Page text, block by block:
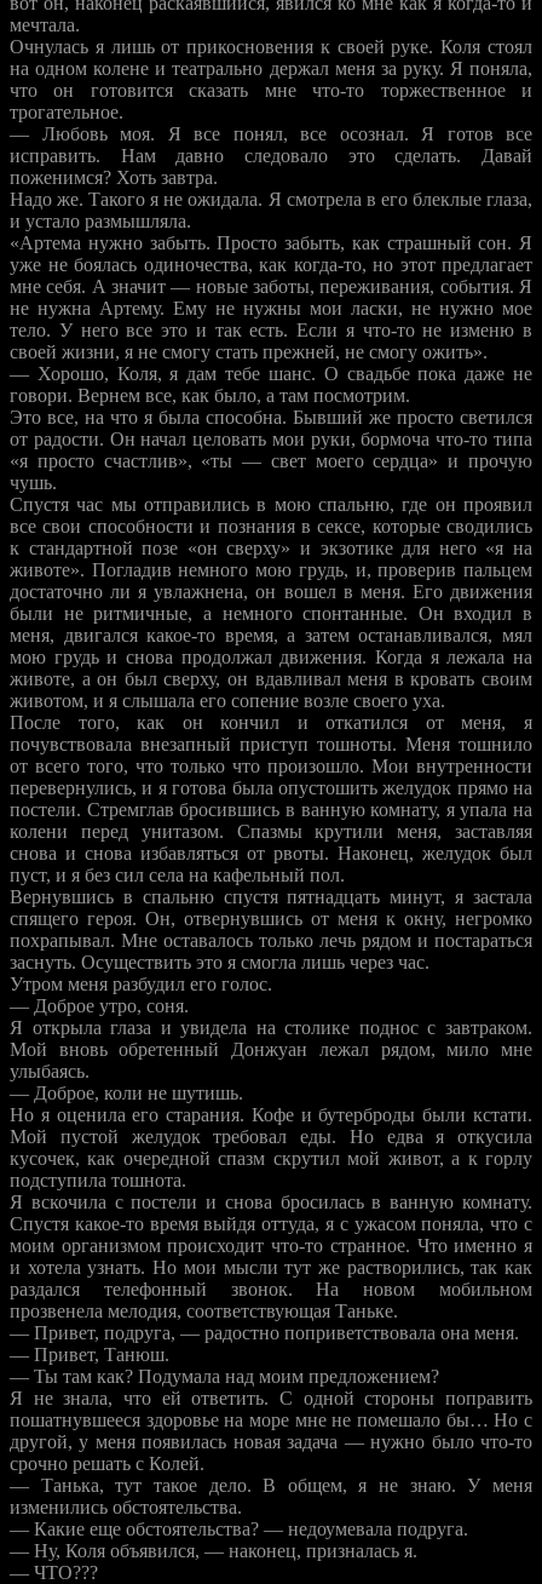
мечтала.
Очнулась я лишь от прикосновения к своей руке. Коля стоял
на одном колене и театрально держал меня за руку. Я поняла,
что он готовится сказать мне что-то торжественное и
трогательное.
— Любовь моя. Я все понял, все осознал. Я готов все
исправить. Нам давно следовало это сделать. Давай
поженимся? Хоть завтра.
Надо же. Такого я не ожидала. Я смотрела в его блеклые глаза,
и устало размышляла.
«Артема нужно забыть. Просто забыть, как страшный сон. Я
уже не боялась одиночества, как когда-то, но этот предлагает
мне себя. А значит — новые заботы, переживания, события. Я
не нужна Артему. Ему не нужны мои ласки, не нужно мое
тело. У него все это и так есть. Если я что-то не изменю в
своей жизни, я не смогу стать прежней, не смогу ожить».
— Хорошо, Коля, я дам тебе шанс. О свадьбе пока даже не
говори. Вернем все, как было, а там посмотрим.
Это все, на что я была способна. Бывший же просто светился
от радости. Он начал целовать мои руки, бормоча что-то типа
«я просто счастлив», «ты — свет моего сердца» и прочую
чушь.
Спустя час мы отправились в мою спальню, где он проявил
все свои способности и познания в сексе, которые сводились
к стандартной позе «он сверху» и экзотике для него «я на
животе». Погладив немного мою грудь, и, проверив пальцем
достаточно ли я увлажнена, он вошел в меня. Его движения
были не ритмичные, а немного спонтанные. Он входил в
меня, двигался какое-то время, а затем останавливался, мял
мою грудь и снова продолжал движения. Когда я лежала на
животе, а он был сверху, он вдавливал меня в кровать своим
животом, и я слышала его сопение возле своего уха.
После того, как он кончил и откатился от меня, я
почувствовала внезапный приступ тошноты. Меня тошнило
от всего того, что только что произошло. Мои внутренности
перевернулись, и я готова была опустошить желудок прямо на
постели. Стремглав бросившись в ванную комнату, я упала на
колени перед унитазом. Спазмы крутили меня, заставляя
снова и снова избавляться от рвоты. Наконец, желудок был
пуст, и я без сил села на кафельный пол.
Вернувшись в спальню спустя пятнадцать минут, я застала
спящего героя. Он, отвернувшись от меня к окну, негромко
похрапывал. Мне оставалось только лечь рядом и постараться
заснуть. Осуществить это я смогла лишь через час.
Утром меня разбудил его голос.
— Доброе утро, соня.
Я открыла глаза и увидела на столике поднос с завтраком.
Мой вновь обретенный Донжуан лежал рядом, мило мне
улыбаясь.
— Доброе, коли не шутишь.
Но я оценила его старания. Кофе и бутерброды были кстати.
Мой пустой желудок требовал еды. Но едва я откусила
кусочек, как очередной спазм скрутил мой живот, а к горлу
подступила тошнота.
Я вскочила с постели и снова бросилась в ванную комнату.
Спустя какое-то время выйдя оттуда, я с ужасом поняла, что с
моим организмом происходит что-то странное. Что именно я
и хотела узнать. Но мои мысли тут же растворились, так как
раздался телефонный звонок. На новом мобильном
прозвенела мелодия, соответствующая Таньке.
— Привет, подруга, — радостно поприветствовала она меня.
— Привет, Танюш.
— Ты там как? Подумала над моим предложением?
Я не знала, что ей ответить. С одной стороны поправить
пошатнувшееся здоровье на море мне не помешало бы… Но с
другой, у меня появилась новая задача — нужно было что-то
срочно решать с Колей.
— Танька, тут такое дело. В общем, я не знаю. У меня
изменились обстоятельства.
— Какие еще обстоятельства? — недоумевала подруга.
— Ну, Коля объявился, — наконец, призналась я.
— ЧТО???